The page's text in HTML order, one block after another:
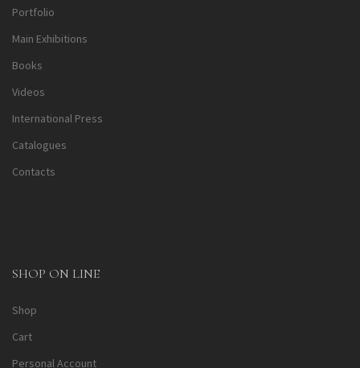
Portfolio
Main Exhibitions
Books
Videos
International Press
Catalogues
Contacts
SHOP ON LINE
Shop
Cart
Personal Account